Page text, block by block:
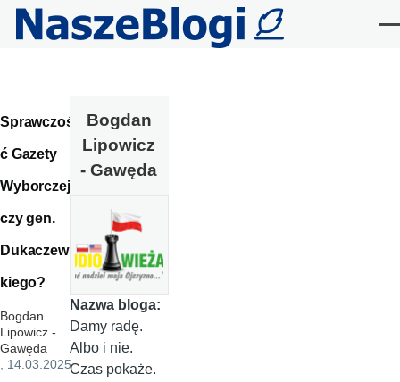
Przejdź do treści
Sprawczoś
ć Gazety
Wyborczej
czy gen.
Dukaczews
kiego?
Bogdan
Lipowicz -
Gawęda
, 14.03.2025
Bogdan
Lipowicz
- Gawęda
Nazwa bloga:
Damy radę.
Albo i nie.
Czas pokaże.